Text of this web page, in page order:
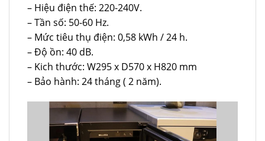
– Hiệu điện thế: 220-240V.
– Tần số: 50-60 Hz.
– Mức tiêu thụ điện: 0,58 kWh / 24 h.
– Độ ồn: 40 dB.
– Kich thước: W295 x D570 x H820 mm
– Bảo hành: 24 tháng ( 2 năm).